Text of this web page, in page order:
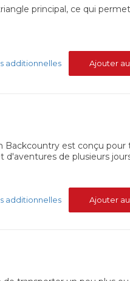
principal, ce qui
Ajouter
additionnelles
Backcountry est conçu pour
de plusieurs
Ajouter
additionnelles